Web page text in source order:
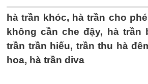
hà trần khóc, hà trần cho
không cần che đậy, hà trần
trần trần hiếu, trần thu hà
hoa, hà trần diva